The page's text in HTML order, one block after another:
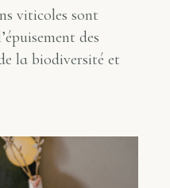
viticoles sont
des
la biodiversité et